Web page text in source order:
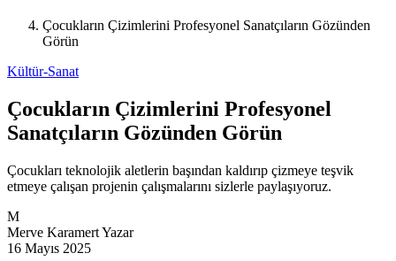
Çocukların Çizimlerini Profesyonel Sanatçıların Gözünden
Görün
Kültür-Sanat
Çocukların Çizimlerini Profesyonel
Sanatçıların Gözünden Görün
Çocukları teknolojik aletlerin başından kaldırıp çizmeye teşvik
etmeye çalışan projenin çalışmalarını sizlerle paylaşıyoruz.
M
Merve KaramertYazar
16 Mayıs 2025